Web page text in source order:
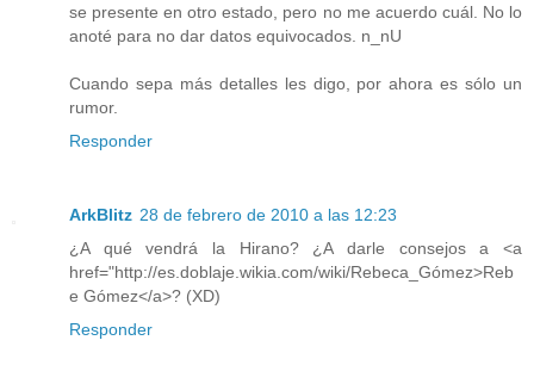
se presente en otro estado, pero no me acuerdo cuál. No lo
anoté para no dar datos equivocados. n_nU
Cuando sepa más detalles les digo, por ahora es sólo un
rumor.
Responder
ArkBlitz 28 de febrero de 2010 a las 12:23
¿A qué vendrá la Hirano? ¿A darle consejos a <a
href="http://es.doblaje.wikia.com/wiki/Rebeca_Gómez>Reb
e Gómez</a>? (XD)
Responder